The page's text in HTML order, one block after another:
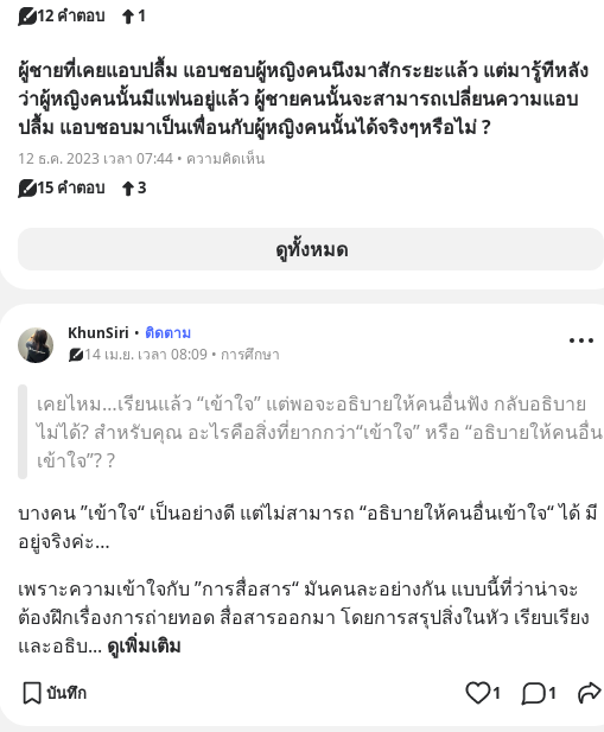
12 คำตอบ 1
ผู้ชายที่เคยแอบปลื้ม แอบชอบผู้หญิงคนนึงมาสักระยะแล้ว แต่มารู้ทีหลัง
ว่าผู้หญิงคนนั้นมีแฟนอยู่แล้ว ผู้ชายคนนั้นจะสามารถเปลี่ยนความแอบ
ปลื้ม แอบชอบมาเป็นเพื่อนกับผู้หญิงคนนั้นได้จริงๆหรือไม่ ?
12 ธ.ค. 2023 เวลา 07:44 • ความคิดเห็น
15 คำตอบ 3
ดูทั้งหมด
KhunSiri • ติดตาม
14 เม.ย. เวลา 08:09 • การศึกษา
เคยไหม…เรียนแล้ว “เข้าใจ” แต่พอจะอธิบายให้คนอื่นฟัง กลับอธิบาย
ไม่ได้? สำหรับคุณ อะไรคือสิ่งที่ยากกว่า“เข้าใจ” หรือ “อธิบายให้คนอื่น
เข้าใจ”? ?
บางคน ”เข้าใจ“ เป็นอย่างดี แต่ไม่สามารถ “อธิบายให้คนอื่นเข้าใจ“ ได้ มี
อยู่จริงค่ะ…
เพราะความเข้าใจกับ ”การสื่อสาร“ มันคนละอย่างกัน แบบนี้ที่ว่าน่าจะ
ต้องฝึกเรื่องการถ่ายทอด สื่อสารออกมา โดยการสรุปสิ่งในหัว เรียบเรียง
และอธิบ... ดูเพิ่มเติม
บันทึก 1 1